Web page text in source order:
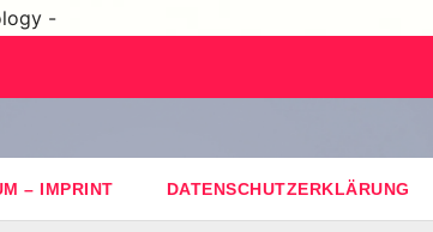
-
– IMPRINT DATENSCHUTZERKLÄRUNG